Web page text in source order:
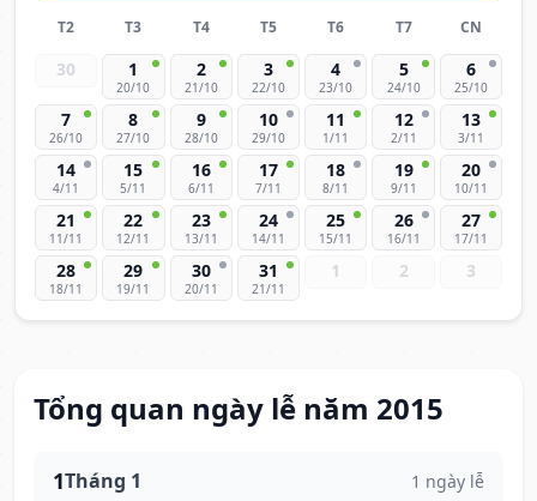
T2 T3 T4 T5 T6 T7 CN
30 1
20/10
2
21/10
3
22/10
4
23/10
5
24/10
6
25/10
7
26/10
8
27/10
9
28/10
10
29/10
11
1/11
12
2/11
13
3/11
14
4/11
15
5/11
16
6/11
17
7/11
18
8/11
19
9/11
20
10/11
21
11/11
22
12/11
23
13/11
24
14/11
25
15/11
26
16/11
27
17/11
28
18/11
29
19/11
30
20/11
31
21/11
1 2 3
Tổng quan ngày lễ năm 2015
1Tháng 1 1 ngày lễ